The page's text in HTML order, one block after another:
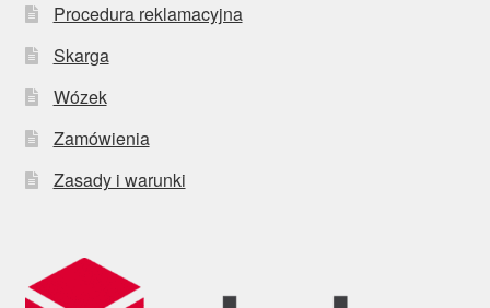
Procedura reklamacyjna
Skarga
Wózek
Zamówienia
Zasady i warunki